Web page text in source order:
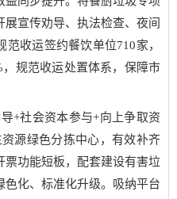
宣传劝导、执法检查、夜间
收运签约餐饮单位710家，
规范收运处置体系，保障市
+社会资本参与+向上争取资
源绿色分拣中心，有效补齐
功能短板，配套建设有害垃
化、标准化升级。吸纳平台